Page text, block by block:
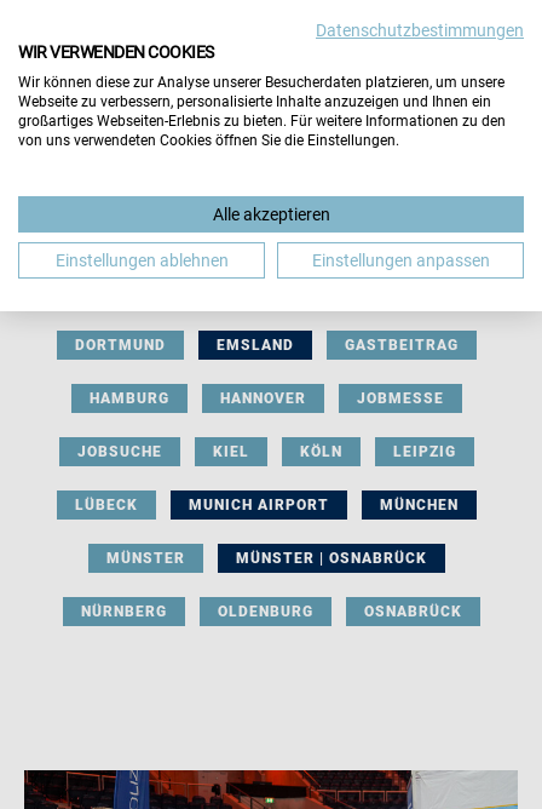
BERUFLICHE ORIENTIERUNG BEWERBUNG
DORTMUND EMSLAND GASTBEITRAG
HAMBURG HANNOVER JOBMESSE
JOBSUCHE KIEL KÖLN LEIPZIG
LÜBECK MUNICH AIRPORT MÜNCHEN
MÜNSTER MÜNSTER | OSNABRÜCK
NÜRNBERG OLDENBURG OSNABRÜCK
Datenschutzbestimmungen
WIR VERWENDEN COOKIES
Wir können diese zur Analyse unserer Besucherdaten platzieren, um unsere
Webseite zu verbessern, personalisierte Inhalte anzuzeigen und Ihnen ein
großartiges Webseiten-Erlebnis zu bieten. Für weitere Informationen zu den
von uns verwendeten Cookies öffnen Sie die Einstellungen.
Alle akzeptieren
Einstellungen ablehnen Einstellungen anpassen